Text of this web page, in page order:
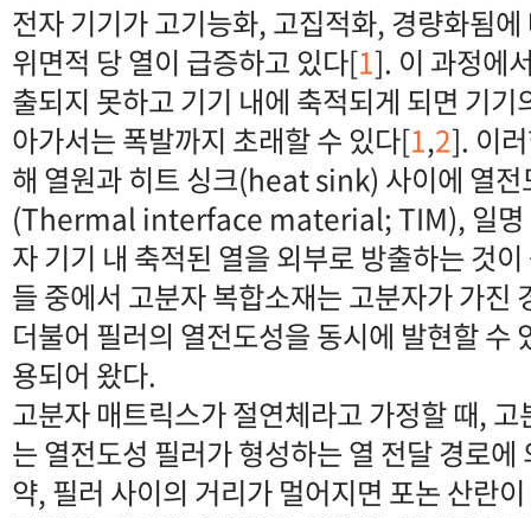
전자 기기가 고기능화, 고집적화, 경량화됨
위면적 당 열이 급증하고 있다[1]. 이 과정에
출되지 못하고 기기 내에 축적되게 되면 기
아가서는 폭발까지 초래할 수 있다[1,2]. 이
해 열원과 히트 싱크(heat sink) 사이에 열전
(Thermal interface material; TIM), 일명
자 기기 내 축적된 열을 외부로 방출하는 것
들 중에서 고분자 복합소재는 고분자가 가진
더불어 필러의 열전도성을 동시에 발현할 수
용되어 왔다.
고분자 매트릭스가 절연체라고 가정할 때,
는 열전도성 필러가 형성하는 열 전달 경로에
약, 필러 사이의 거리가 멀어지면 포논 산란